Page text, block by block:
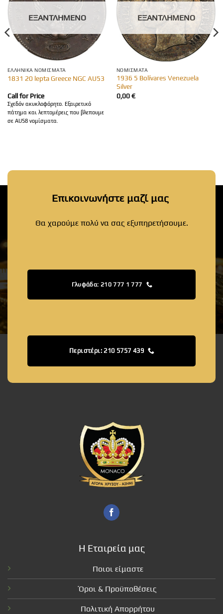
ΕΞΑΝΤΛΗΜΈΝΟ
ΕΛΛΗΝΙΚΆ ΝΟΜΊΣΜΑΤΑ
1831 20 lepta Greece NGC AU53
Call for Price
Σχεδόν ακυκλοφόρητο. Εξαιρετικό
πάτημα και λεπτομέρεις που βλεπουμε
σε AU58 νομίσματα.
ΕΞΑΝΤΛΗΜΈΝΟ
ΝΟΜΊΣΜΑΤΑ
1936 5 Bolívares Venezuela
Silver
0,00€
Επικοινωνήστε μαζί μας
Θα χαρούμε πολύ να σας εξυπηρετήσουμε.
Γλυφάδα: 210 777 1 777
Περιστέρι: 210 5757 439
Η Εταιρεία μας
Ποιοι είμαστε
Όροι & Προϋποθέσεις
Πολιτική Απορρήτου